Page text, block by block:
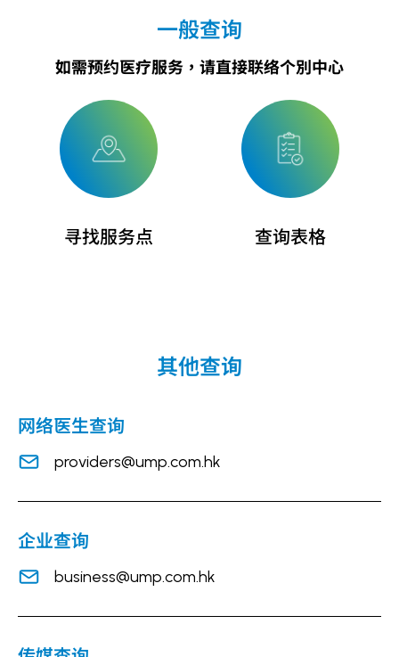
一般查询
如需预约医疗服务，请直接联络个別中心
寻找服务点 查询表格
其他查询
网络医生查询
providers@ump.com.hk
企业查询
business@ump.com.hk